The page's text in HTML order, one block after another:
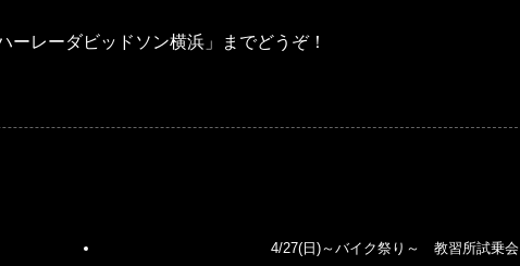
ーレーダビッドソン横浜」までどうぞ！
4/27(日)～バイク祭り～ 教習所試乗会